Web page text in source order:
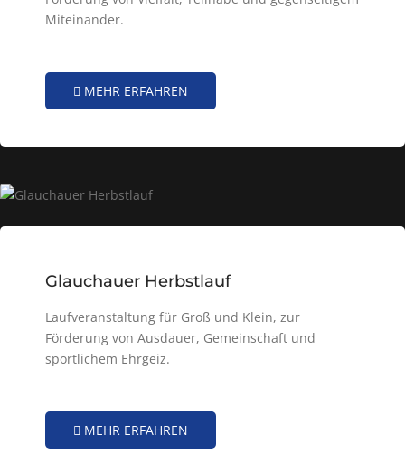
Miteinander.
MEHR ERFAHREN
Glauchauer Herbstlauf
Laufveranstaltung für Groß und Klein, zur
Förderung von Ausdauer, Gemeinschaft und
sportlichem Ehrgeiz.
MEHR ERFAHREN